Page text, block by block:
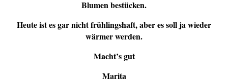
Blumen bestücken.
Heute ist es gar nicht frühlingshaft, aber es soll ja wieder
wärmer werden.
Macht’s gut
Marita